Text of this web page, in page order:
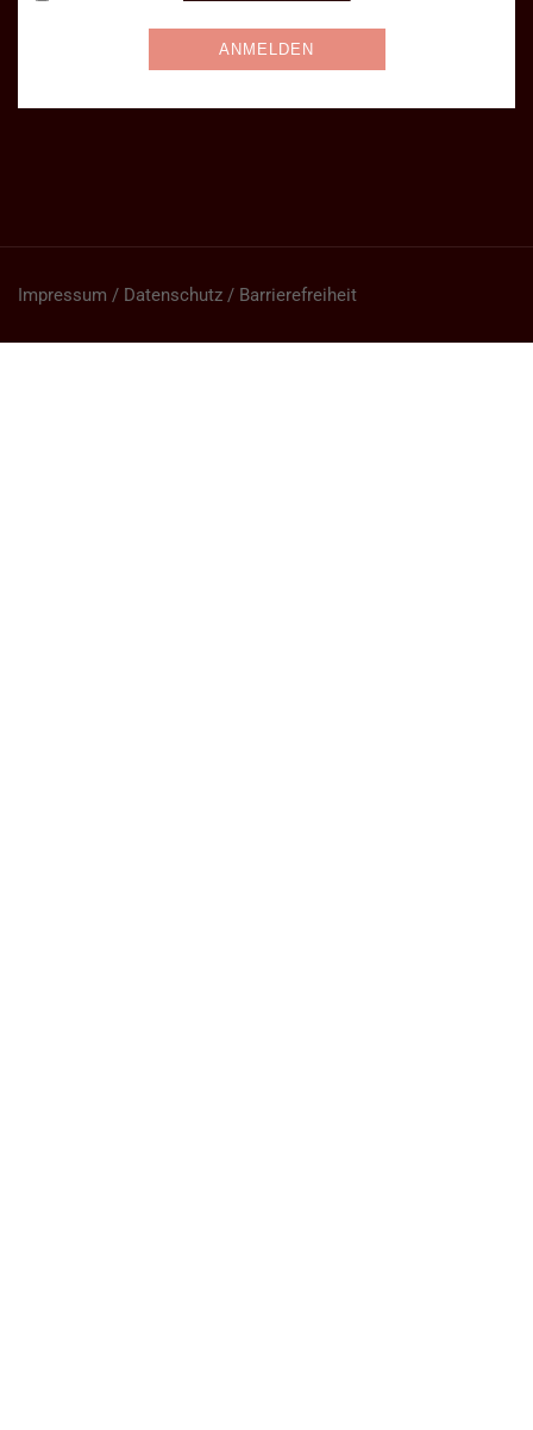
Impressum / Datenschutz / Barrierefreiheit